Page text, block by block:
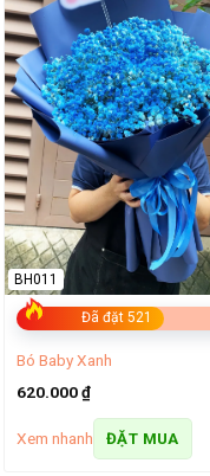
Đã đặt 521
BH011
Bó Baby Xanh
620.000₫
Xem nhanh ĐẶT MUA